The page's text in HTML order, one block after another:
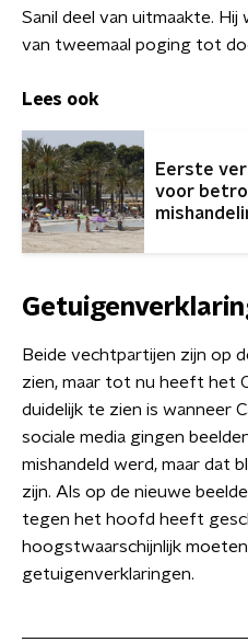
Sanil deel van uitmaakte.
van tweemaal poging tot
Lees ook
Eerste
voor
Beide vechtpartijen zijn op
zien, maar tot nu heeft het
duidelijk te zien is wanneer
sociale media gingen
mishandeld werd, maar dat
zijn. Als op de nieuwe
tegen het hoofd heeft
hoogstwaarschijnlijk
getuigenverklaringen.